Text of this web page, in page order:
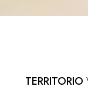
TERRITORIO